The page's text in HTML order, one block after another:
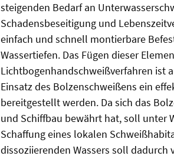
steigenden Bedarf an
Schadensbeseitigung und
einfach und schnell montierbare
Wassertiefen. Das Fügen dieser
Lichtbogenhandschweißverfahren ist
Einsatz des Bolzenschweißens ein
bereitgestellt werden. Da sich das
und Schiffbau bewährt hat, soll unter
Schaffung eines lokalen
dissoziierenden Wassers soll